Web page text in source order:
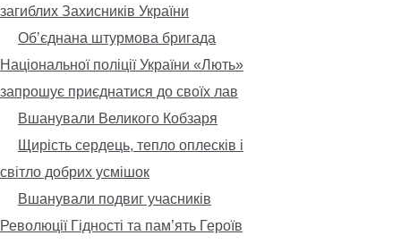
загиблих Захисників України
Обʼєднана штурмова бригада
Національної поліції України «Лють»
запрошує приєднатися до своїх лав
Вшанували Великого Кобзаря
Щирість сердець, тепло оплесків і
світло добрих усмішок
Вшанували подвиг учасників
Революції Гідності та пам’ять Героїв